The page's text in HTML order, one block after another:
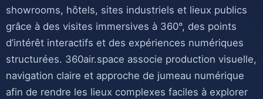
showrooms, hôtels, sites industriels et lieux publics
grâce à des visites immersives à 360°, des points
d’intérêt interactifs et des expériences numériques
structurées. 360air.space associe production visuelle,
navigation claire et approche de jumeau numérique
afin de rendre les lieux complexes faciles à explorer